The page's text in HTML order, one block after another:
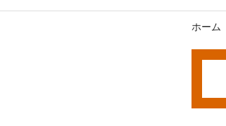
ホーム